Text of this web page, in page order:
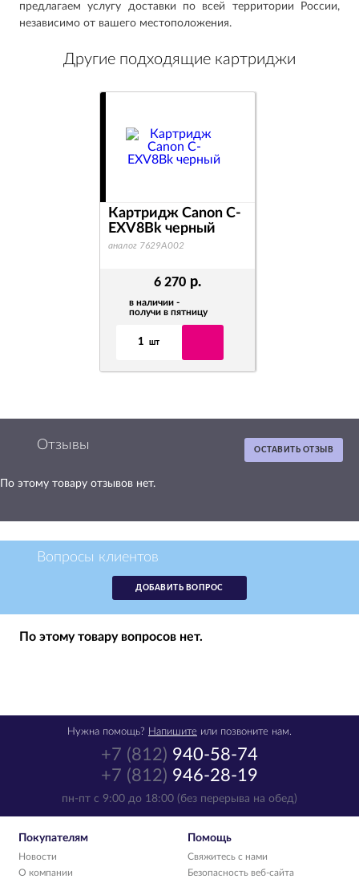
предлагаем услугу доставки по всей территории России,
независимо от вашего местоположения.
Другие подходящие картриджи
6 270 р.
в наличии -
получи в пятницу
1 шт
Картридж Canon C-
EXV8Bk черный
аналог 7629A002
ОСТАВИТЬ ОТЗЫВ
Отзывы
По этому товару отзывов нет.
ДОБАВИТЬ ВОПРОС
Вопросы клиентов
По этому товару вопросов нет.
+7 (812) 940-58-74
+7 (812) 946-28-19
пн-пт с 9:00 до 18:00 (без перерыва на обед)
Нужна помощь? Напишите или позвоните нам.
Покупателям
Новости
О компании
Помощь
Свяжитесь с нами
Безопасность веб-сайта